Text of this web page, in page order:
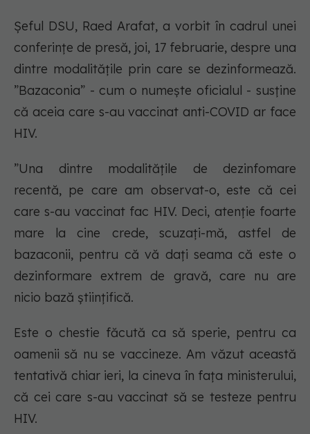
Șeful DSU, Raed Arafat, a vorbit în cadrul unei
conferințe de presă, joi, 17 februarie, despre una
dintre modalitățile prin care se dezinformează.
”Bazaconia” - cum o numește oficialul - susține
că aceia care s-au vaccinat anti-COVID ar face
HIV.
”Una dintre modalităţile de dezinfomare
recentă, pe care am observat-o, este că cei
care s-au vaccinat fac HIV. Deci, atenţie foarte
mare la cine crede, scuzaţi-mă, astfel de
bazaconii, pentru că vă daţi seama că este o
dezinformare extrem de gravă, care nu are
nicio bază ştiinţifică.
Este o chestie făcută ca să sperie, pentru ca
oamenii să nu se vaccineze. Am văzut această
tentativă chiar ieri, la cineva în faţa ministerului,
că cei care s-au vaccinat să se testeze pentru
HIV.